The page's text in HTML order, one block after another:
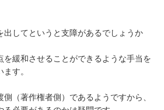
出してというと支障があるでしょうか
を緩和させることができるような手当を
す。
（著作権者側）であるようですから、